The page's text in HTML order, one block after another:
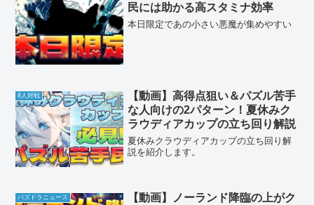
民には助かる高スタミナ効率
本日限定であの小さい悪魔が集めやすい
8人対戦
【動画】高得点狙い＆パズル苦手
な人向けの2パターン！夏休みク
ラウディアカップの立ち回り解説
夏休みクラウディアカップの立ち回り解
説を紹介します。
パズドラニュース
【動画】ノーランド降臨の上がク